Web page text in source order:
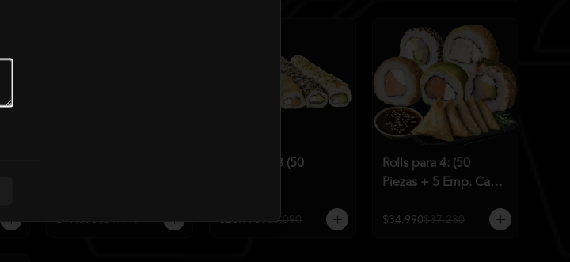
$19.990$24.140
Rolls para 3 (50
$26.990$30.090
Rolls para 4: (50
Piezas + 5 Emp. Cam
$34.990$37.230